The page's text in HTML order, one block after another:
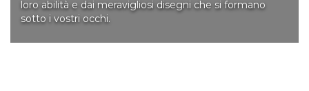
loro abilità e dai meravigliosi disegni che si formano
sotto i vostri occhi.